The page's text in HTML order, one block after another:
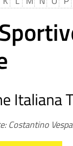
Italiana
Costantino